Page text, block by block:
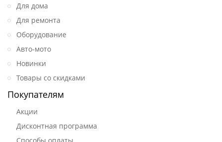
Для дома
Для ремонта
Оборудование
Авто-мото
Новинки
Товары со скидками
Покупателям
Акции
Дисконтная программа
Способы оплаты